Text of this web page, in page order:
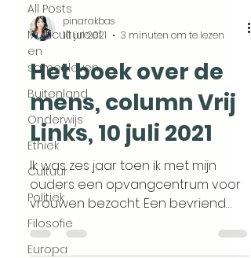
All Posts
Multicultureel
en
samenleven
Buitenland
Onderwijs
Ethiek
Cultuur
Politiek
Filosofie
Europa
pinarakbas
10 jul 2021
3 minuten om te lezen
Het boek over de
mens, column Vrij
Links, 10 juli 2021
Ik was zes jaar toen ik met mijn
ouders een opvangcentrum voor
vrouwen bezocht. Een bevriend
koppel was met slaande ruzie voor
de...